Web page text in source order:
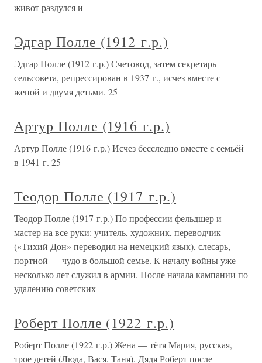
живот раздулся и
Эдгар Полле (1912 г.р.)
Эдгар Полле (1912 г.р.) Счетовод, затем секретарь
сельсовета, репрессирован в 1937 г., исчез вместе с
женой и двумя детьми. 25
Артур Полле (1916 г.р.)
Артур Полле (1916 г.р.) Исчез бесследно вместе с семьёй
в 1941 г. 25
Теодор Полле (1917 г.р.)
Теодор Полле (1917 г.р.) По профессии фельдшер и
мастер на все руки: учитель, художник, переводчик
(«Тихий Дон» переводил на немецкий язык), слесарь,
портной — чудо в большой семье. К началу войны уже
несколько лет служил в армии. После начала кампании по
удалению советских
Роберт Полле (1922 г.р.)
Роберт Полле (1922 г.р.) Жена — тётя Мария, русская,
трое детей (Люда, Вася, Таня). Дядя Роберт после